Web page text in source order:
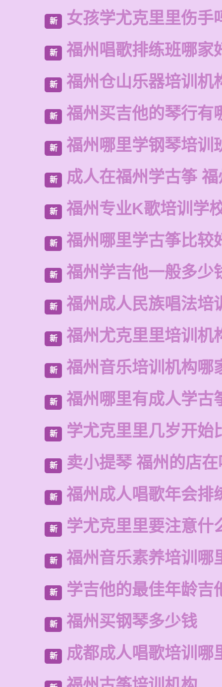
新 女孩学尤克里里伤手
新 福州唱歌排练班哪家
新 福州仓山乐器培训机
新 福州买吉他的琴行有
新 福州哪里学钢琴培训
新 成人在福州学古筝
新 福州专业K歌培训学
新 福州哪里学古筝比较
新 福州学吉他一般多少
新 福州成人民族唱法培
新 福州尤克里里培训机
新 福州音乐培训机构哪
新 福州哪里有成人学古
新 学尤克里里几岁开始
新 卖小提琴 福州的店
新 福州成人唱歌年会排
新 学尤克里里要注意什
新 福州音乐素养培训哪
新 学吉他的最佳年龄吉
新 福州买钢琴多少钱
新 成都成人唱歌培训哪